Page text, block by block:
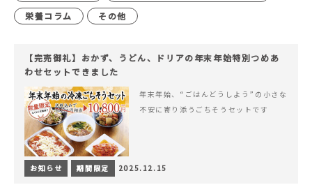
栄養コラム
その他
【完売御礼】おかず、うどん、ドリアの年末年始特別つめあ
わせセットできました
年末年始、“ごはんどうしよう”の小さな
不安に寄り添うごちそうセットです
お知らせ 期間限定 2025.12.15